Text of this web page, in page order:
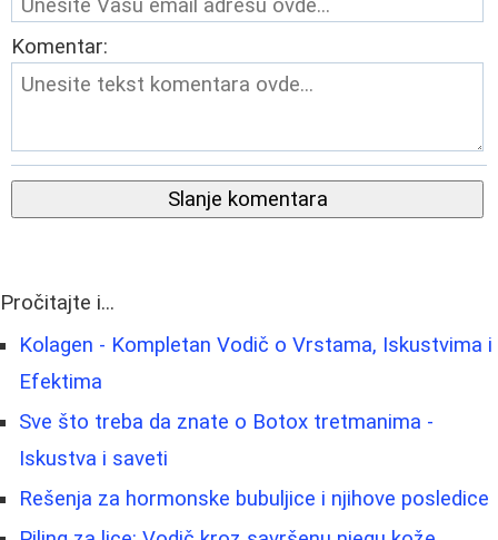
Komentar:
Slanje komentara
Pročitajte i...
Kolagen - Kompletan Vodič o Vrstama, Iskustvima i
Efektima
Sve što treba da znate o Botox tretmanima -
Iskustva i saveti
Rešenja za hormonske bubuljice i njihove posledice